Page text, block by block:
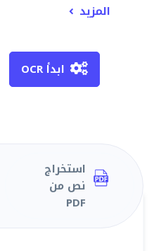
المزيد
ابدأ OCR
استخراج
نص من
PDF